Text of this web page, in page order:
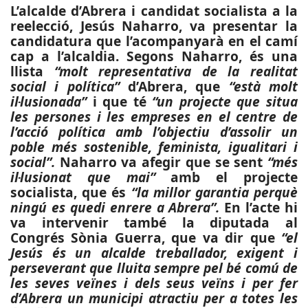
L’alcalde d’Abrera i candidat socialista a la
reelecció, Jesús Naharro, va presentar la
candidatura que l’acompanyarà en el camí
cap a l’alcaldia. Segons Naharro, és una
llista “molt representativa de la realitat
social i política” d’Abrera, que “està molt
il·lusionada”i que té “un projecte que situa
les persones i les empreses en el centre de
l’acció política amb l’objectiu d’assolir un
poble més sostenible, feminista, igualitari i
social”. Naharro va afegir que se sent “més
il·lusionat que mai”amb el projecte
socialista, que és “la millor garantia perquè
ningú es quedi enrere a Abrera”. En l’acte hi
va intervenir també la diputada al
Congrés Sònia Guerra, que va dir que “el
Jesús és un alcalde treballador, exigent i
perseverant que lluita sempre pel bé comú de
les seves veïnes i dels seus veïns i per fer
d’Abrera un municipi atractiu per a totes les